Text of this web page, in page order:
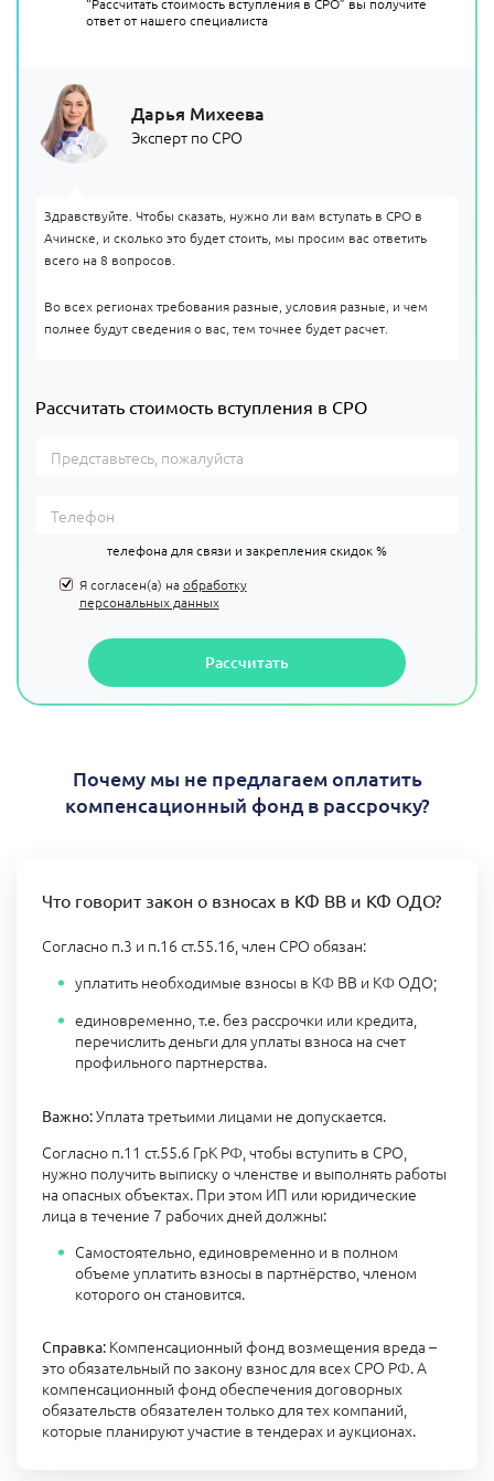
ответ от нашего специалиста
Дарья Михеева
Эксперт по СРО
Здравствуйте. Чтобы сказать, нужно ли вам вступать в СРО в
Ачинске, и сколько это будет стоить, мы просим вас ответить
всего на 8 вопросов.
Во всех регионах требования разные, условия разные, и чем
полнее будут сведения о вас, тем точнее будет расчет.
Рассчитать стоимость вступления в СРО
телефона для связи и закрепления скидок %
Я согласен(а) наобработку
персональных данных
Рассчитать
Почему мы не предлагаем оплатить
компенсационный фонд в рассрочку?
Что говорит закон о взносах в КФ ВВ и КФ ОДО?
Согласно п.3 и п.16 ст.55.16, член СРО обязан:
уплатить необходимые взносы в КФ ВВ и КФ ОДО;
единовременно, т.е. без рассрочки или кредита,
перечислить деньги для уплаты взноса на счет
профильного партнерства.
Важно:Уплата третьими лицами не допускается.
Согласно п.11 ст.55.6 ГрК РФ, чтобы вступить в СРО,
нужно получить выписку о членстве и выполнять работы
на опасных объектах. При этом ИП или юридические
лица в течение 7 рабочих дней должны:
Самостоятельно, единовременно и в полном
объеме уплатить взносы в партнёрство, членом
которого он становится.
Справка:Компенсационный фонд возмещения вреда –
это обязательный по закону взнос для всех СРО РФ. А
компенсационный фонд обеспечения договорных
обязательств обязателен только для тех компаний,
которые планируют участие в тендерах и аукционах.